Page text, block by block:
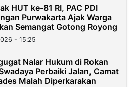
HUT ke-81 RI, PAC PDI
Purwakarta Ajak Warga
Semangat Gotong Royong
- 15:25
Nalar Hukum di Rokan
Perbaiki Jalan, Camat
Malah Diperkarakan